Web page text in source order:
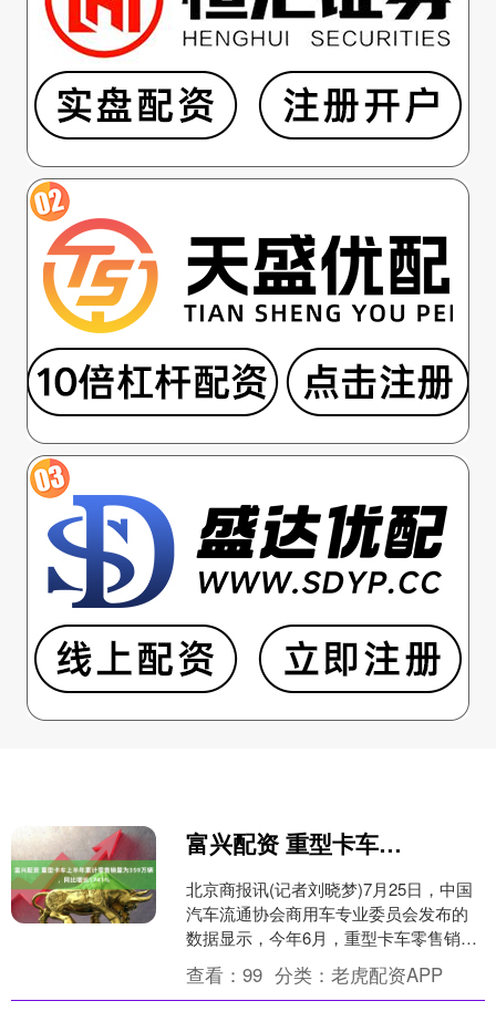
富兴配资 重型卡车上半年累计零售销量为359万辆，同比增长1741%
北京商报讯(记者刘晓梦)7月25日，中国
汽车流通协会商用车专业委员会发布的
数据显示，今年6月，重型卡车零售销量
为6.99万辆，同比增长46.17%，环比增
长9.....
查看：99 分类：老虎配资APP